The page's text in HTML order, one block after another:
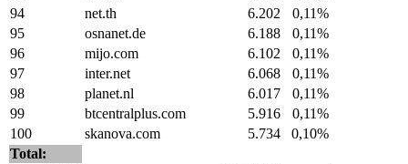
94
net.th 6.202
0,11%
95
osnanet.de 6.188
0,11%
96
mijo.com 6.102
0,11%
97
inter.net 6.068
0,11%
98
planet.nl 6.017
0,11%
99
btcentralplus.com 5.916
0,11%
100
skanova.com 5.734
0,10%
Total: